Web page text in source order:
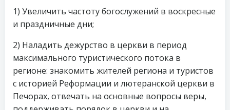
1) Увеличить частоту богослужений в воскресные
и праздничные дни;
2) Наладить дежурство в церкви в период
максимального туристического потока в
регионе: знакомить жителей региона и туристов
с историей Реформации и лютеранской церкви в
Печорах, отвечать на основные вопросы веры,